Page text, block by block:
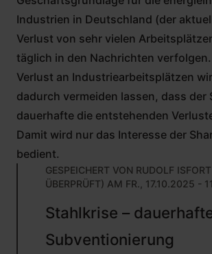
Industrien in Deutschland (der
Verlust von sehr vielen
täglich in den Nachrichten
Verlust an Industriearbeitsplätzen
dadurch vermeiden lassen, dass der
dauerhafte die entstehenden
Damit wird nur das Interesse der
bedient.
GESPEICHERT VON RUDOLF
ÜBERPRÜFT) AM FR., 17.10.2025 -
AUF
PETER
Stahlkrise –
Subventionierung